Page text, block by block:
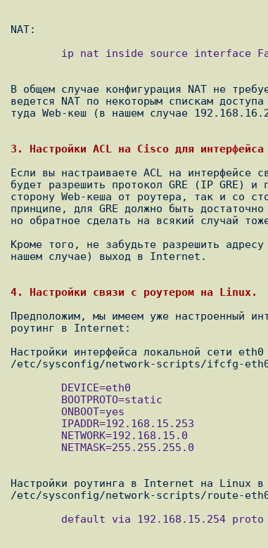
В общем случае конфигурация NAT не
ведется NAT по некоторым спискам
туда Web-кеш (в нашем случае
3. Настройки ACL на Cisco для
Если вы настраиваете ACL на интерфейсе
будет разрешить протокол GRE (IP GRE) и
сторону Web-кеша от роутера, так и со
принципе, для GRE должно быть
но обратное сделать на всякий случай
Кроме того, не забудьте разрешить
нашем случае) выход в Internet.
4. Настройки связи с роутером на Linux.
Предположим, мы имеем уже настроенный
роутинг в Internet:
Настройки интерфейса локальной сети
Настройки роутинга в Internet на Linux в